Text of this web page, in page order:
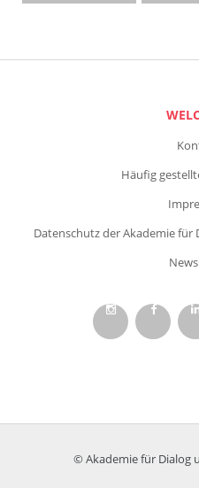
Häufig
Datenschutz der Akademie für
© Akademie für Dialog